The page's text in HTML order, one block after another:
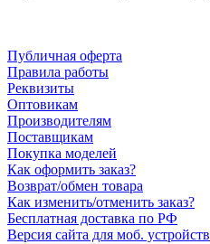
Публичная оферта
Правила работы
Реквизиты
Оптовикам
Производителям
Поставщикам
Покупка моделей
Как оформить заказ?
Возврат/обмен товара
Как изменить/отменить заказ?
Бесплатная доставка по РФ
Версия сайта для моб. устройств